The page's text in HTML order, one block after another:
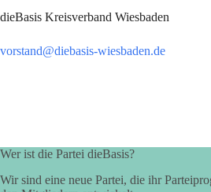
dieBasis Kreisverband Wiesbaden
vorstand@diebasis-wiesbaden.de
Wer ist die Partei dieBasis?
Wir sind eine neue Partei, die ihr